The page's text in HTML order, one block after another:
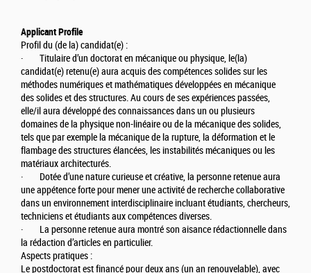
Applicant Profile
Profil du (de la) candidat(e) :
· Titulaire d’un doctorat en mécanique ou physique, le(la)
candidat(e) retenu(e) aura acquis des compétences solides sur les
méthodes numériques et mathématiques développées en mécanique
des solides et des structures. Au cours de ses expériences passées,
elle/il aura développé des connaissances dans un ou plusieurs
domaines de la physique non-linéaire ou de la mécanique des solides,
tels que par exemple la mécanique de la rupture, la déformation et le
flambage des structures élancées, les instabilités mécaniques ou les
matériaux architecturés.
· Dotée d’une nature curieuse et créative, la personne retenue aura
une appétence forte pour mener une activité de recherche collaborative
dans un environnement interdisciplinaire incluant étudiants, chercheurs,
techniciens et étudiants aux compétences diverses.
· La personne retenue aura montré son aisance rédactionnelle dans
la rédaction d’articles en particulier.
Aspects pratiques :
Le postdoctorat est financé pour deux ans (un an renouvelable), avec